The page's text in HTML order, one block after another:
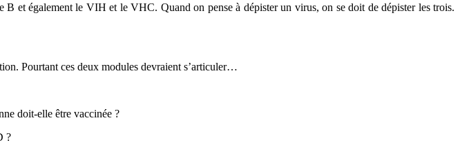
et également le VIH et le VHC. Quand on pense à dépister un virus, on se doit de dépister les trois.
Pourtant ces deux modules devraient s’articuler…
doit-elle être vaccinée ?
?